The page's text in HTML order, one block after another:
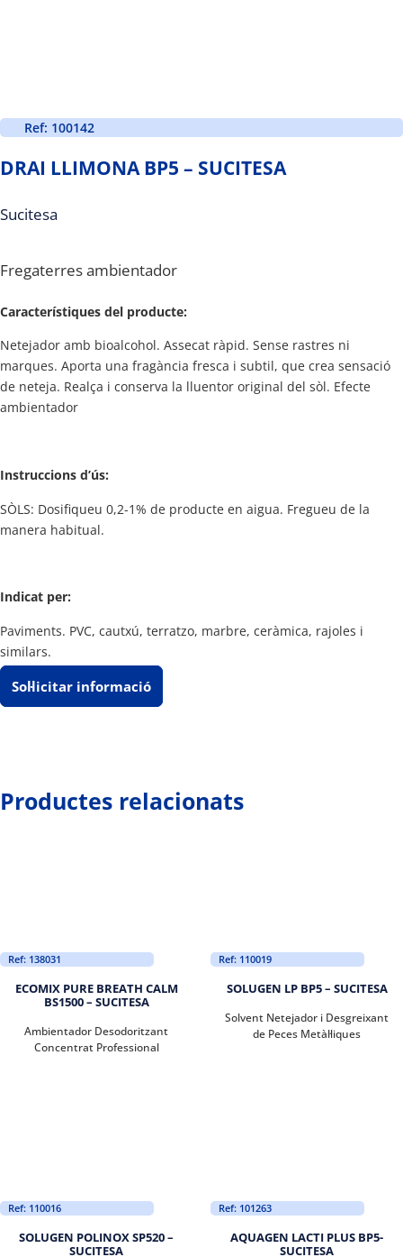
Ref: 100142
DRAI LLIMONA BP5 – SUCITESA
Sucitesa
Fregaterres ambientador
Característiques del producte:
Netejador amb bioalcohol. Assecat ràpid. Sense rastres ni
marques. Aporta una fragància fresca i subtil, que crea sensació
de neteja. Realça i conserva la lluentor original del sòl. Efecte
ambientador
Instruccions d’ús:
SÒLS: Dosifiqueu 0,2-1% de producte en aigua. Fregueu de la
manera habitual.
Indicat per:
Paviments. PVC, cautxú, terratzo, marbre, ceràmica, rajoles i
similars.
Sol·licitar informació
Productes relacionats
Ref: 138031
ECOMIX PURE BREATH CALM
BS1500 – SUCITESA
Ambientador Desodoritzant
Concentrat Professional
Ref: 110019
SOLUGEN LP BP5 – SUCITESA
Solvent Netejador i Desgreixant
de Peces Metàl·liques
Ref: 110016
SOLUGEN POLINOX SP520 –
SUCITESA
Ref: 101263
AQUAGEN LACTI PLUS BP5-
SUCITESA